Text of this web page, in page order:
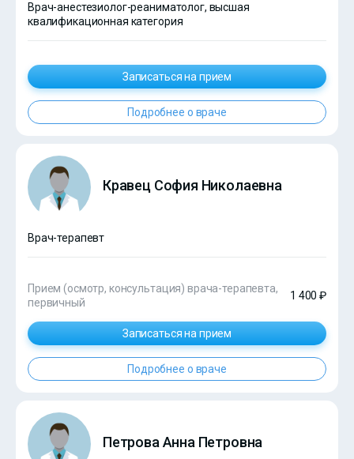
Врач-анестезиолог-реаниматолог, высшая
квалификационная категория
Записаться на прием
Подробнее о враче
Кравец София Николаевна
Врач-терапевт
Прием (осмотр, консультация) врача-терапевта,
первичный
1 400 ₽
Записаться на прием
Подробнее о враче
Петрова Анна Петровна